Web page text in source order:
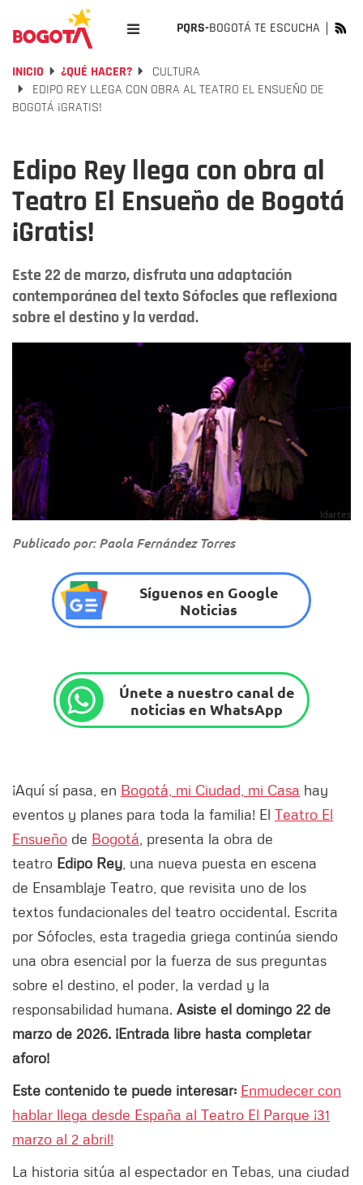
PQRS-BOGOTÁ TE ESCUCHA
INICIO ¿QUÉ HACER?
CULTURA
EDIPO REY LLEGA CON OBRA AL TEATRO EL ENSUEÑO DE
BOGOTÁ ¡GRATIS!
Edipo Rey llega con obra al
Teatro El Ensueño de Bogotá
¡Gratis!
Este 22 de marzo, disfruta una adaptación
contemporánea del texto Sófocles que reflexiona
sobre el destino y la verdad.
Idartes
Publicado por: Paola Fernández Torres
Síguenos en Google
Noticias
Únete a nuestro canal de
noticias en WhatsApp
¡Aquí sí pasa, en Bogotá, mi Ciudad, mi Casa hay
eventos y planes para toda la familia! El Teatro El
Ensueño de Bogotá , presenta la obra de
teatro Edipo Rey , una nueva puesta en escena
de Ensamblaje Teatro, que revisita uno de los
textos fundacionales del teatro occidental. Escrita
por Sófocles, esta tragedia griega continúa siendo
una obra esencial por la fuerza de sus preguntas
sobre el destino, el poder, la verdad y la
responsabilidad humana. Asiste el domingo 22 de
marzo de 2026. ¡Entrada libre hasta completar
aforo!
Este contenido te puede interesar: Enmudecer con
hablar llega desde España al Teatro El Parque ¡31
marzo al 2 abril!
La historia sitúa al espectador en Tebas, una ciudad